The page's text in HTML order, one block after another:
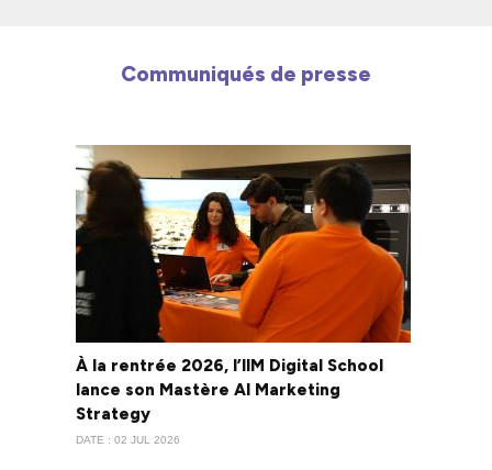
Communiqués de presse
À la rentrée 2026, l’IIM Digital School
lance son Mastère AI Marketing
Strategy
DATE : 02 JUL 2026